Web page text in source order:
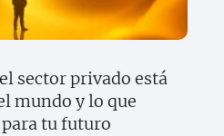
sector privado está
mundo y lo que
tu futuro